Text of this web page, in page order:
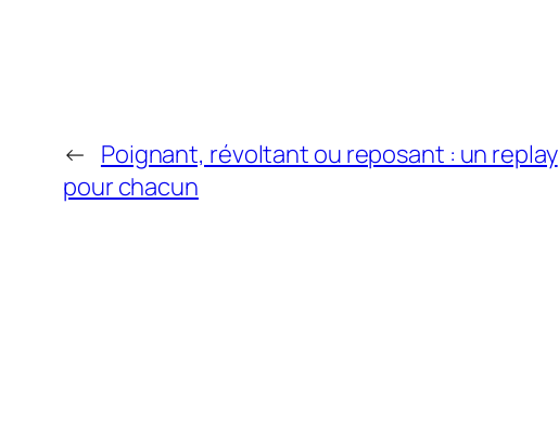
← Poignant, révoltant ou reposant : un replay
pour chacun